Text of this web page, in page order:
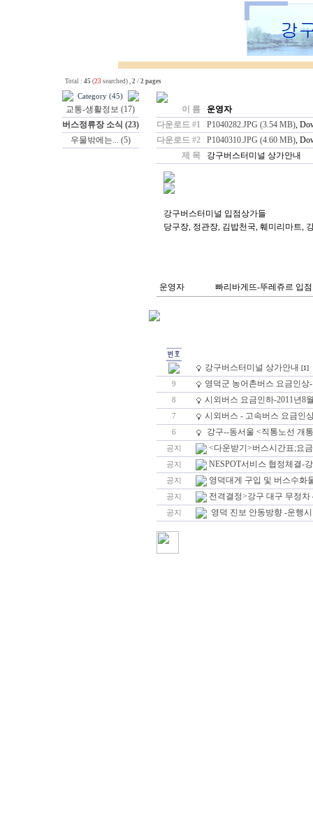
Total : 45 (23 searched) , 2 / 2 pages
Category (45)
교통-생활정보 (17)
버스정류장 소식 (23)
우물밖에는... (5)
이 름 운영자
다운로드 #1 P1040282.JPG (3.54 MB),
다운로드 #2 P1040310.JPG (4.60 MB),
제 목
강구버스터미널 상가안내
강구버스터미널 입점상가들
당구장, 정관장, 김밥천국, 훼미리마트,
운영자 빠리바게뜨-뚜레쥬르 입
강구버스터미널 상가안내 [1]
9 영덕군 농어촌버스 요금인상
8 시외버스 요금인하-2011년8
7 시외버스 - 고속버스 요금인
6 강구--동서울 <직통노선 개
공지 <다운받기>버스시간표;요
공지 NESPOT서비스 협정체결-
공지 영덕대게 구입 및 버스수화
공지 전격결정>강구 대구 무정차
공지 영덕 진보 안동방향 -운행